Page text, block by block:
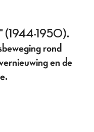
(1944-1950).
rond
en de